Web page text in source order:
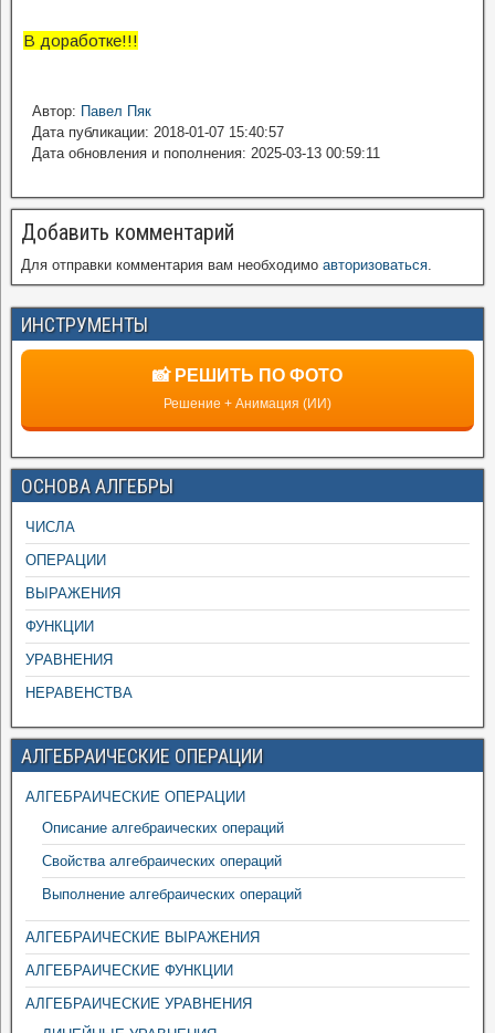
В доработке!!!
Автор: Павел Пяк
Дата публикации: 2018-01-07 15:40:57
Дата обновления и пополнения: 2025-03-13 00:59:11
Добавить комментарий
Для отправки комментария вам необходимо авторизоваться.
ИНСТРУМЕНТЫ
📸 РЕШИТЬ ПО ФОТО
Решение + Анимация (ИИ)
ОСНОВА АЛГЕБРЫ
ЧИСЛА
ОПЕРАЦИИ
ВЫРАЖЕНИЯ
ФУНКЦИИ
УРАВНЕНИЯ
НЕРАВЕНСТВА
АЛГЕБРАИЧЕСКИЕ ОПЕРАЦИИ
АЛГЕБРАИЧЕСКИЕ ОПЕРАЦИИ
Описание алгебраических операций
Свойства алгебраических операций
Выполнение алгебраических операций
АЛГЕБРАИЧЕСКИЕ ВЫРАЖЕНИЯ
АЛГЕБРАИЧЕСКИЕ ФУНКЦИИ
АЛГЕБРАИЧЕСКИЕ УРАВНЕНИЯ